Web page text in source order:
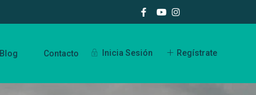
Inicia Sesión Regístrate
Blog Contacto